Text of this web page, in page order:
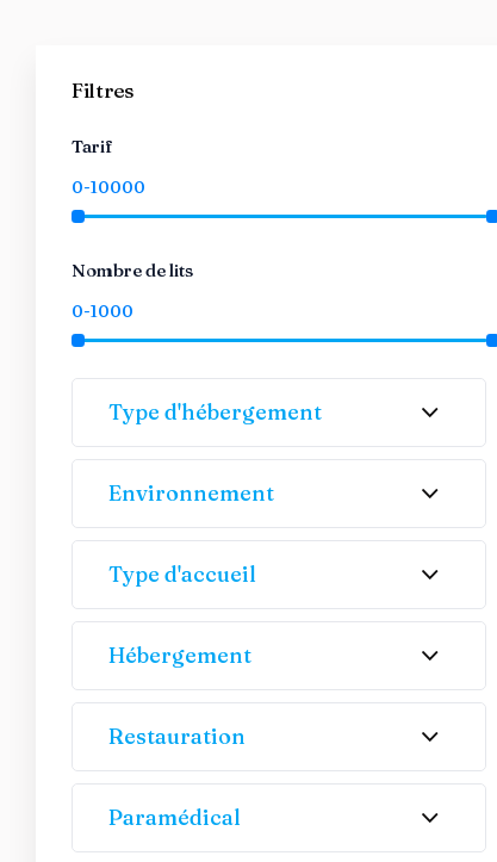
Filtres
Tarif
Nombre de lits
Type d'hébergement
Environnement
Type d'accueil
Hébergement
Restauration
Paramédical